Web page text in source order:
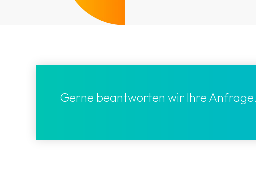
Gerne beantworten wir Ihre Anfrage.